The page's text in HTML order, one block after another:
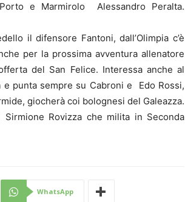
e Marmirolo Alessandro Peralta.
il difensore Fantoni, dall’Olimpia c’è
per la prossima avventura allenatore
del San Felice. Interessa anche al
punta sempre su Cabroni e Edo Rossi,
giocherà coi bolognesi del Galeazza.
Rovizza che milita in Seconda
WhatsApp